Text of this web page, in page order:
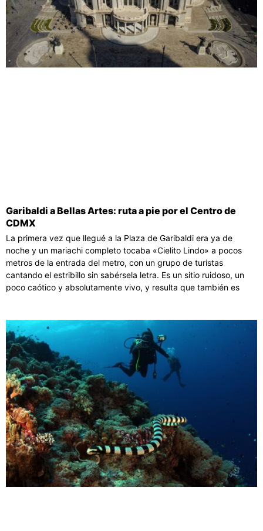
Garibaldi a Bellas Artes: ruta a pie por el Centro de
CDMX
La primera vez que llegué a la Plaza de Garibaldi era ya de
noche y un mariachi completo tocaba «Cielito Lindo» a pocos
metros de la entrada del metro, con un grupo de turistas
cantando el estribillo sin sabérsela letra. Es un sitio ruidoso, un
poco caótico y absolutamente vivo, y resulta que también es